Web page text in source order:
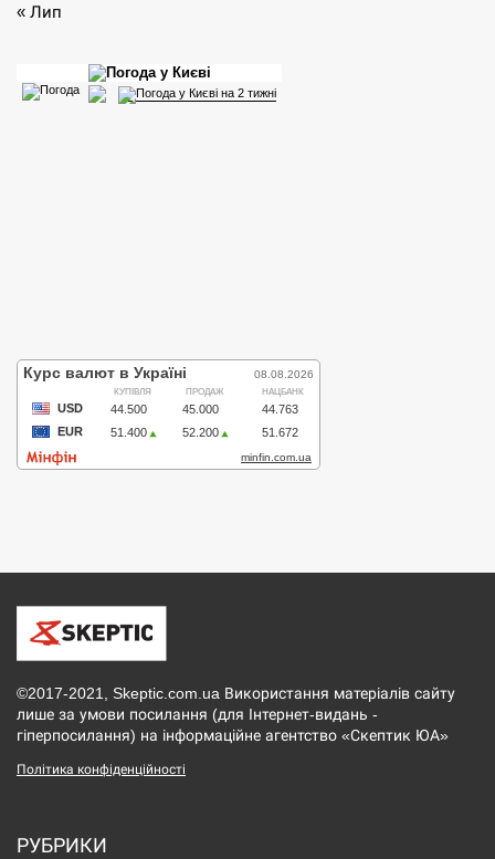
« Лип
©2017-2021, Skeptic.com.ua Використання матеріалів сайту
лише за умови посилання (для Інтернет-видань -
гіперпосилання) на інформаційне агентство «Скептик ЮА»
Політика конфіденційності
РУБРИКИ